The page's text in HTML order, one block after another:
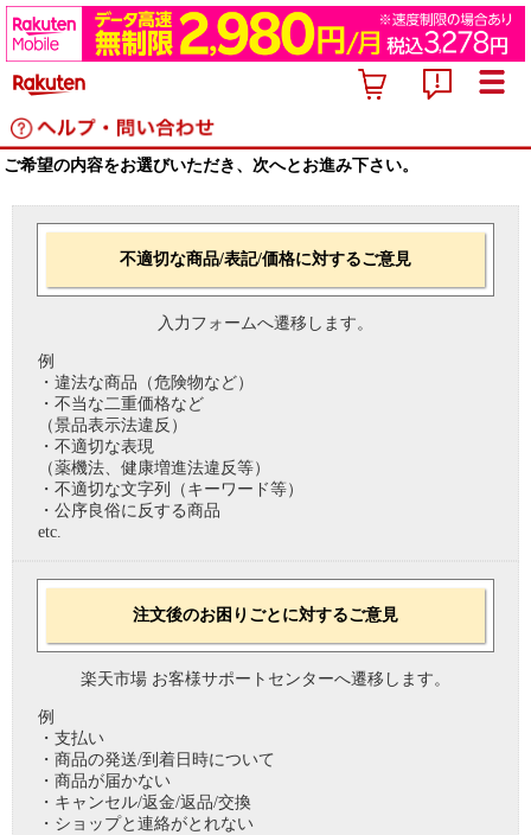
ご希望の内容をお選びいただき、次へとお進み下さい。
不適切な商品/表記/価格に対するご意見
入力フォームへ遷移します。
例
・違法な商品（危険物など）
・不当な二重価格など
（景品表示法違反）
・不適切な表現
（薬機法、健康増進法違反等）
・不適切な文字列（キーワード等）
・公序良俗に反する商品
etc.
注文後のお困りごとに対するご意見
楽天市場 お客様サポートセンターへ遷移します。
例
・支払い
・商品の発送/到着日時について
・商品が届かない
・キャンセル/返金/返品/交換
・ショップと連絡がとれない